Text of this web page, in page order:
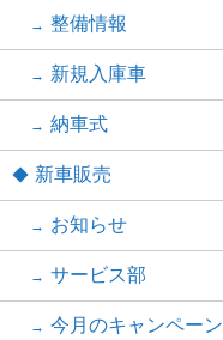
整備情報
新規入庫車
納車式
新車販売
お知らせ
サービス部
今月のキャンペーン